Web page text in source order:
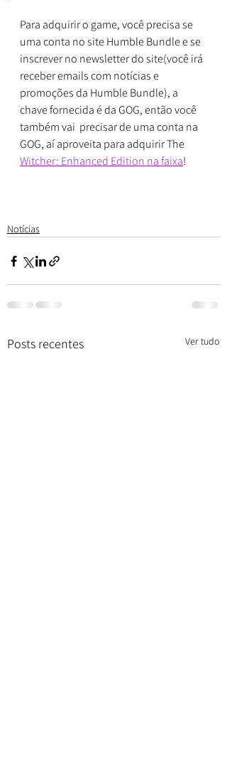
Para adquirir o game, você precisa se
uma conta no site Humble Bundle e se
inscrever no newsletter do site(você irá
receber emails com notícias e
promoções da Humble Bundle), a
chave fornecida é da GOG, então você
também vai  precisar de uma conta na
GOG, aí aproveita para adquirir The
Witcher: Enhanced Edition na faixa!
Notícias
Posts recentes Ver tudo